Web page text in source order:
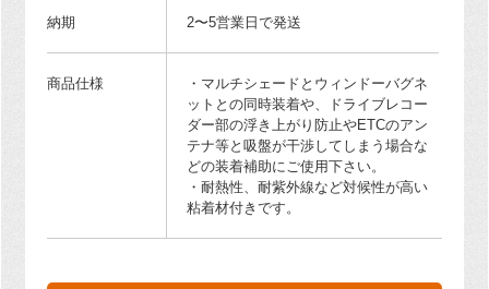
納期 2〜5営業日で発送
商品仕様
・マルチシェードとウィンドーバグネ
ットとの同時装着や、ドライブレコー
ダー部の浮き上がり防止やETCのアン
テナ等と吸盤が干渉してしまう場合な
どの装着補助にご使用下さい。
・耐熱性、耐紫外線など対候性が高い
粘着材付きです。